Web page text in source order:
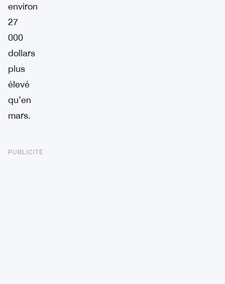
environ
27
000
dollars
plus
élevé
qu’en
mars.
PUBLICITÉ